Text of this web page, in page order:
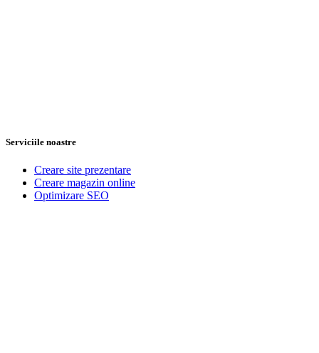
Serviciile noastre
Creare site prezentare
Creare magazin online
Optimizare SEO